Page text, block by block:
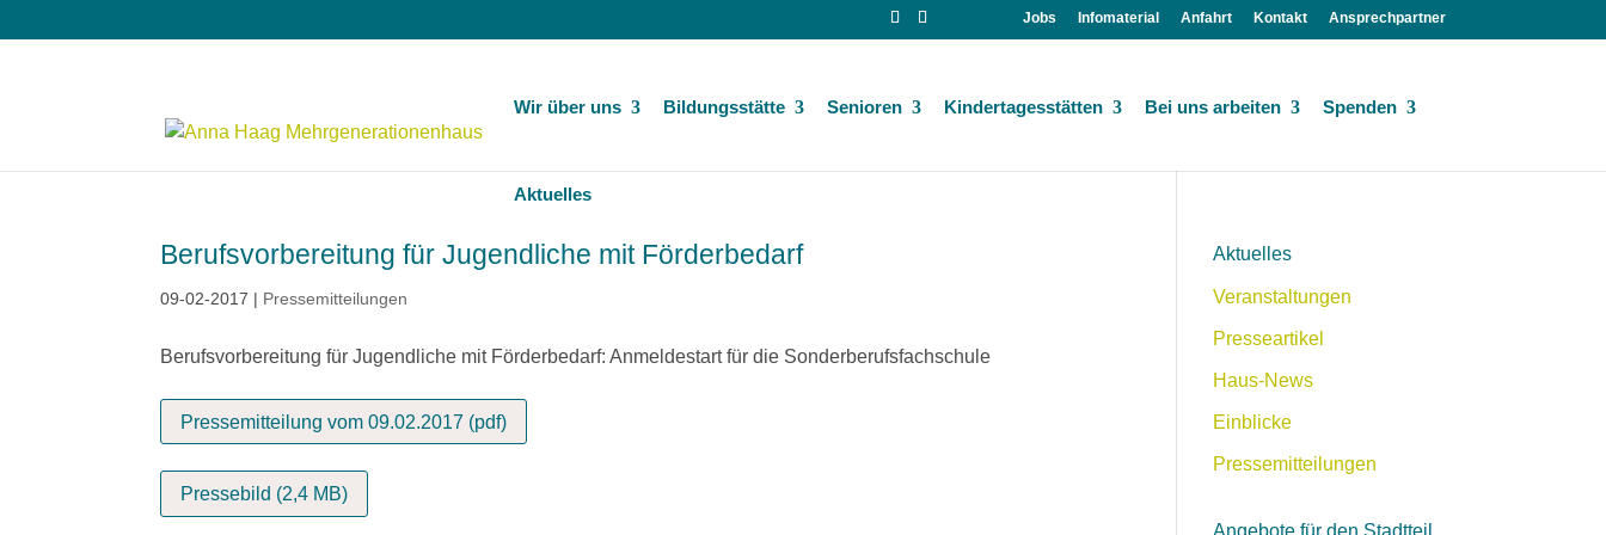
Jobs Infomaterial Anfahrt Kontakt Ansprechpartner
Wir über uns Bildungsstätte Senioren Kindertagesstätten Bei uns arbeiten Spenden
Aktuelles
Berufsvorbereitung für Jugendliche mit Förderbedarf
09-02-2017 | Pressemitteilungen
Berufsvorbereitung für Jugendliche mit Förderbedarf: Anmeldestart für die Sonderberufsfachschule
Pressemitteilung vom 09.02.2017 (pdf)
Pressebild (2,4 MB)
Aktuelles
Veranstaltungen
Presseartikel
Haus-News
Einblicke
Pressemitteilungen
Angebote für den Stadtteil